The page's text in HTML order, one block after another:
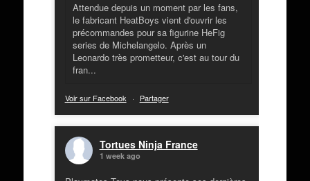
Attendue depuis un moment par les fans,
le fabricant HeatBoys vient d'ouvrir les
précommandes pour sa figurine HeFig
series de Michelangelo. Après un
Leonardo très prometteur, c'est au tour du
fran...
Voir sur Facebook · Partager
Tortues Ninja France
1 week ago